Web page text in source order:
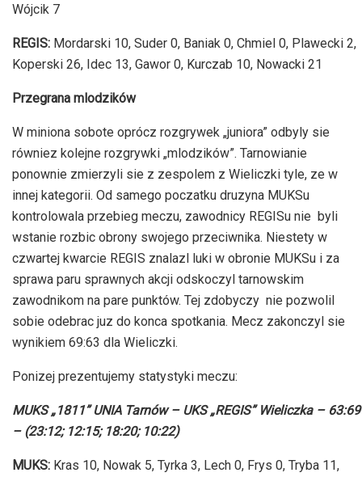
Wójcik 7
REGIS: Mordarski 10, Suder 0, Baniak 0, Chmiel 0, Plawecki 2,
Koperski 26, Idec 13, Gawor 0, Kurczab 10, Nowacki 21
Przegrana mlodzików
W miniona sobote oprócz rozgrywek „juniora” odbyly sie
równiez kolejne rozgrywki „mlodzików”. Tarnowianie
ponownie zmierzyli sie z zespolem z Wieliczki tyle, ze w
innej kategorii. Od samego poczatku druzyna MUKSu
kontrolowala przebieg meczu, zawodnicy REGISu nie byli
wstanie rozbic obrony swojego przeciwnika. Niestety w
czwartej kwarcie REGIS znalazl luki w obronie MUKSu i za
sprawa paru sprawnych akcji odskoczyl tarnowskim
zawodnikom na pare punktów. Tej zdobyczy nie pozwolil
sobie odebrac juz do konca spotkania. Mecz zakonczyl sie
wynikiem 69:63 dla Wieliczki.
Ponizej prezentujemy statystyki meczu:
MUKS „1811” UNIA Tarnów – UKS „REGIS” Wieliczka – 63:69
– (23:12; 12:15; 18:20; 10:22)
MUKS: Kras 10, Nowak 5, Tyrka 3, Lech 0, Frys 0, Tryba 11,